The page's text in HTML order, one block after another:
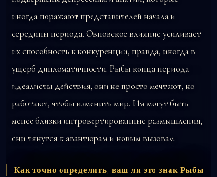
иногда поражают представителей начала и
середины периода. Овновское влияние усиливает
их способность к конкуренции, правда, иногда в
ущерб дипломатичности. Рыбы конца периода —
идеалисты действия, они не просто мечтают, но
работают, чтобы изменить мир. Им могут быть
менее близки интровертированные размышления,
они тянутся к авантюрам и новым вызовам.
Как точно определить, ваш ли это знак Рыбы